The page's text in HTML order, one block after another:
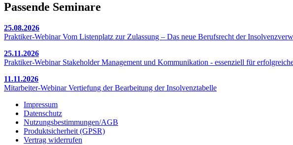
Passende Seminare
25.08.2026
Praktiker-Webinar Vom Listenplatz zur Zulassung – Das neue Berufsrecht der
25.11.2026
Praktiker-Webinar Stakeholder Management und Kommunikation - essenziell für
11.11.2026
Mitarbeiter-Webinar Vertiefung der Bearbeitung der Insolvenztabelle
Impressum
Datenschutz
Nutzungsbestimmungen/AGB
Produktsicherheit (GPSR)
Vertrag widerrufen